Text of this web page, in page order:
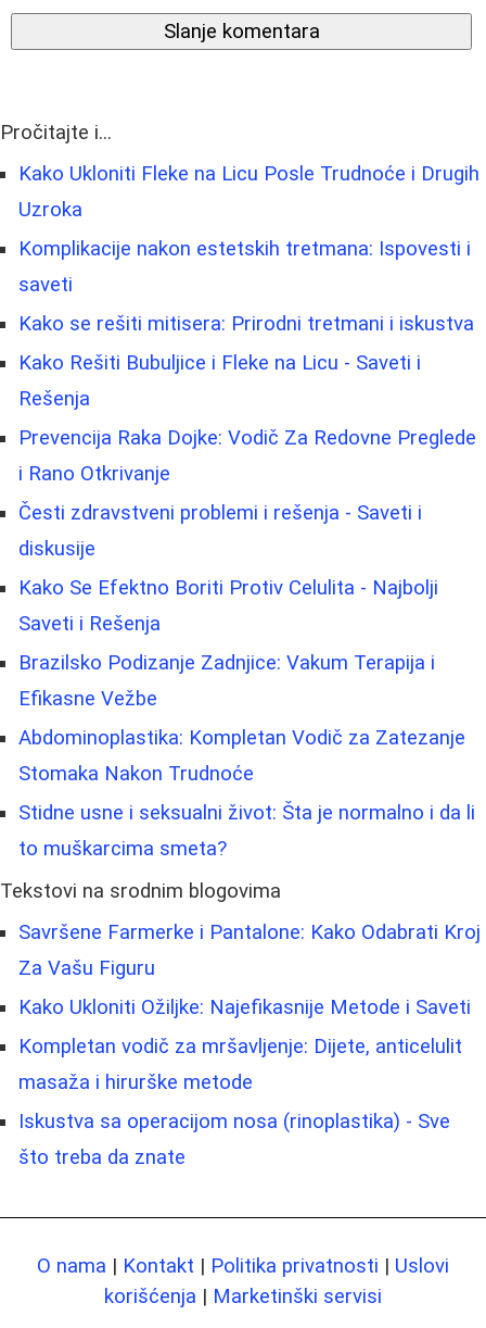
Slanje komentara
Pročitajte i...
Kako Ukloniti Fleke na Licu Posle Trudnoće i Drugih
Uzroka
Komplikacije nakon estetskih tretmana: Ispovesti i
saveti
Kako se rešiti mitisera: Prirodni tretmani i iskustva
Kako Rešiti Bubuljice i Fleke na Licu - Saveti i
Rešenja
Prevencija Raka Dojke: Vodič Za Redovne Preglede
i Rano Otkrivanje
Česti zdravstveni problemi i rešenja - Saveti i
diskusije
Kako Se Efektno Boriti Protiv Celulita - Najbolji
Saveti i Rešenja
Brazilsko Podizanje Zadnjice: Vakum Terapija i
Efikasne Vežbe
Abdominoplastika: Kompletan Vodič za Zatezanje
Stomaka Nakon Trudnoće
Stidne usne i seksualni život: Šta je normalno i da li
to muškarcima smeta?
Tekstovi na srodnim blogovima
Savršene Farmerke i Pantalone: Kako Odabrati Kroj
Za Vašu Figuru
Kako Ukloniti Ožiljke: Najefikasnije Metode i Saveti
Kompletan vodič za mršavljenje: Dijete, anticelulit
masaža i hirurške metode
Iskustva sa operacijom nosa (rinoplastika) - Sve
što treba da znate
O nama | Kontakt | Politika privatnosti | Uslovi
korišćenja | Marketinški servisi